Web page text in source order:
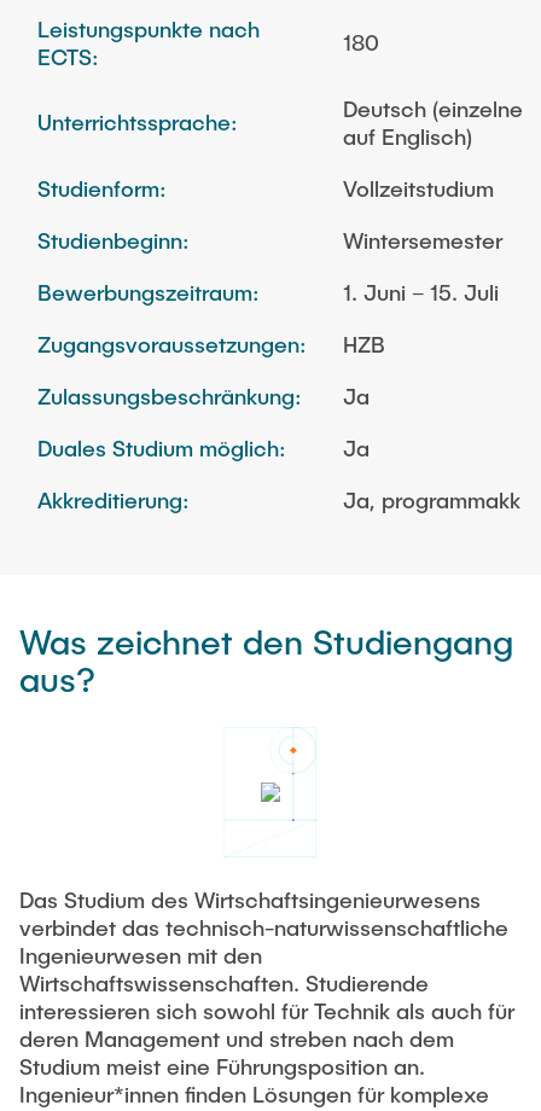
Leistungspunkte nach
ECTS:
180
Unterrichtssprache:
Deutsch (einzelne
auf Englisch)
Studienform:
Vollzeitstudium
Studienbeginn:
Wintersemester
Bewerbungszeitraum:
1. Juni – 15. Juli
Zugangsvoraussetzungen:
HZB
Zulassungsbeschränkung:
Ja
Duales Studium möglich:
Ja
Akkreditierung:
Ja,
Was zeichnet den Studiengang
aus?
Das Studium des Wirtschaftsingenieurwesens
verbindet das technisch-naturwissenschaftliche
Ingenieurwesen mit den
Wirtschaftswissenschaften. Studierende
interessieren sich sowohl für Technik als auch für
deren Management und streben nach dem
Studium meist eine Führungsposition an.
Ingenieur*innen finden Lösungen für komplexe